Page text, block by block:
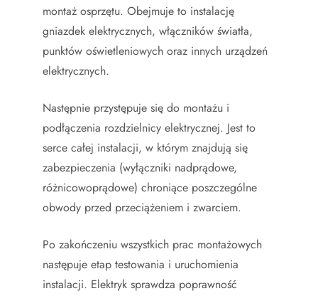
montaż osprzętu. Obejmuje to instalację
gniazdek elektrycznych, włączników światła,
punktów oświetleniowych oraz innych urządzeń
elektrycznych.
Następnie przystępuje się do montażu i
podłączenia rozdzielnicy elektrycznej. Jest to
serce całej instalacji, w którym znajdują się
zabezpieczenia (wyłączniki nadprądowe,
różnicowoprądowe) chroniące poszczególne
obwody przed przeciążeniem i zwarciem.
Po zakończeniu wszystkich prac montażowych
następuje etap testowania i uruchomienia
instalacji. Elektryk sprawdza poprawność